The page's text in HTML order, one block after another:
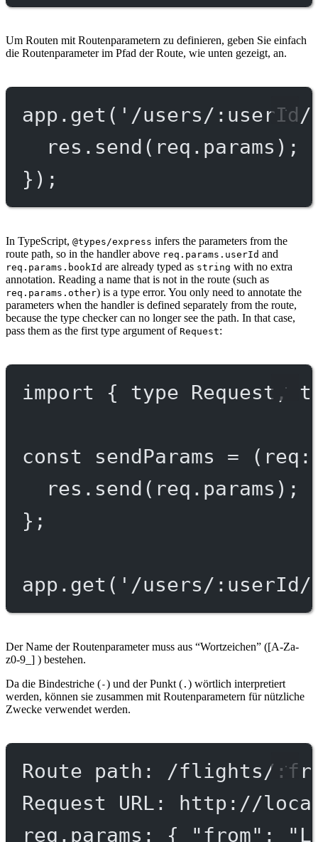
Um Routen mit Routenparametern zu definieren, geben Sie einfach
die Routenparameter im Pfad der Route, wie unten gezeigt, an.
app. get ( '/users/:userId/
res. send (req.params);
});
In TypeScript, @types/express infers the parameters from the
route path, so in the handler above req.params.userId and
req.params.bookId are already typed as string with no extra
annotation. Reading a name that is not in the route (such as
req.params.other) is a type error. You only need to annotate the
parameters when the handler is defined separately from the route,
because the type checker can no longer see the path. In that case,
pass them as the first type argument of Request:
import { type Request,
const sendParams = ( req :
res. send (req.params);
};
app. get ( '/users/:userId/
Der Name der Routenparameter muss aus “Wortzeichen” ([A-Za-
z0-9_] ) bestehen.
Da die Bindestriche (-) und der Punkt ( . ) wörtlich interpretiert
werden, können sie zusammen mit Routenparametern für nützliche
Zwecke verwendet werden.
Route path: /flights/
Request URL: http://
req.params: { "from":